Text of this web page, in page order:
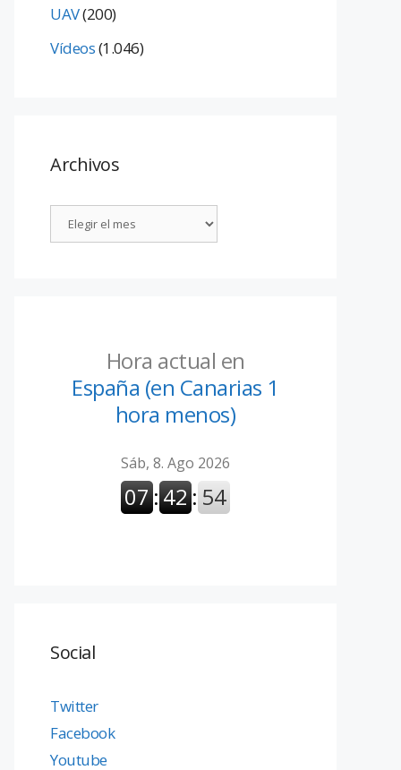
UAV(200)
Vídeos(1.046)
Archivos
Hora actual en
España (en Canarias 1
hora menos)
Social
Twitter
Facebook
Youtube